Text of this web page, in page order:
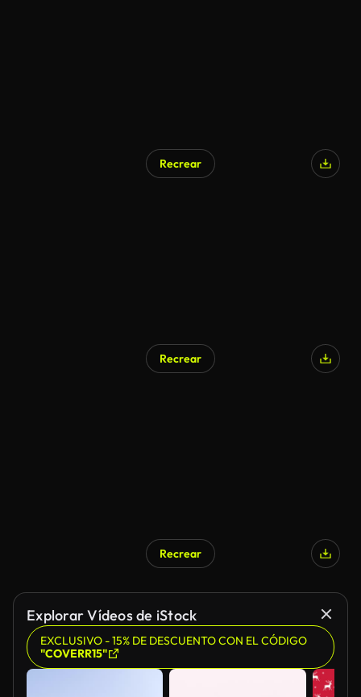
Recrear
Recrear
Recrear
Explorar Vídeos de iStock
EXCLUSIVO - 15% DE DESCUENTO CON EL CÓDIGO
"COVERR15"